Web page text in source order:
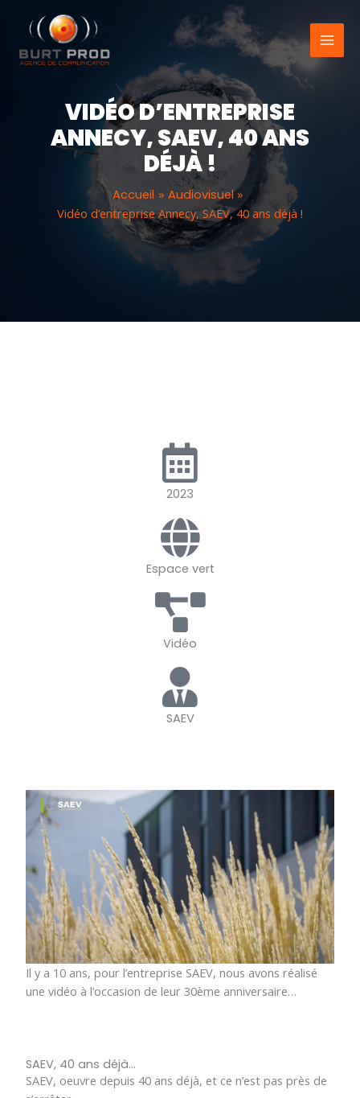
contenu
VIDÉO D’ENTREPRISE
ANNECY, SAEV, 40 ANS
DÉJÀ !
Accueil
Audiovisuel
Vidéo d’entreprise Annecy, SAEV, 40 ans déjà !
2023
Espace vert
Vidéo
SAEV
Il y a 10 ans, pour l’entreprise SAEV, nous avons réalisé
une vidéo à l’occasion de leur 30ème anniversaire…
SAEV, 40 ans déjà...
SAEV, oeuvre depuis 40 ans déjà, et ce n’est pas près de